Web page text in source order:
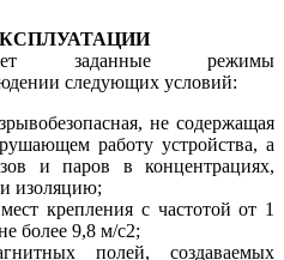
заданные режимы
следующих условий:
не содержащая
работу устройства, а
и паров в концентрациях,
изоляцию;
крепления с частотой от 1
более 9,8 м/с2;
полей, создаваемых